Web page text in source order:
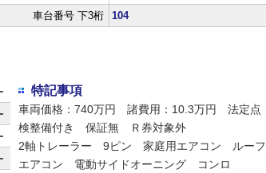
車台番号 下3桁
104
特記事項
車両価格：740万円 諸費用：10.3万円 法定点
検整備付き 保証無 Ｒ券対象外
2軸トレーラー 9ピン 家庭用エアコン ルーフ
エアコン 電動サイドオーニング コンロ